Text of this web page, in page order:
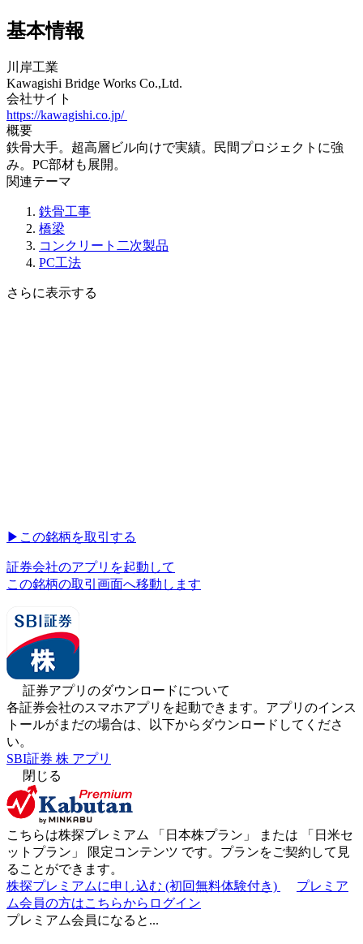
基本情報
川岸工業
Kawagishi Bridge Works Co.,Ltd.
会社サイト
https://kawagishi.co.jp/
概要
鉄骨大手。超高層ビル向けで実績。民間プロジェクトに強
み。PC部材も展開。
関連テーマ
鉄骨工事
橋梁
コンクリート二次製品
PC工法
さらに表示する
▶︎ この銘柄を取引する
証券会社のアプリを起動して
この銘柄の取引画面へ移動します
証券アプリのダウンロードについて
各証券会社のスマホアプリを起動できます。アプリのインス
トールがまだの場合は、以下からダウンロードしてくださ
い。
SBI証券 株 アプリ
閉じる
こちらは株探プレミアム 「 日本株プラン 」 または 「 日米セ
ットプラン 」 限定コンテンツ です。プランをご契約して見
ることができます。
株探プレミアムに申し込む (初回無料体験付き)
プレミア
ム会員の方はこちらからログイン
プレミアム会員になると...